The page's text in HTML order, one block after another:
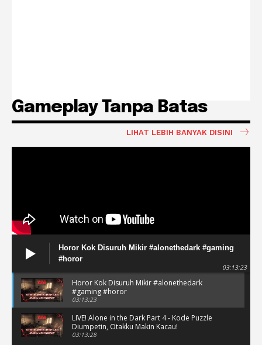
Gameplay Tanpa Batas
LIHAT LEBIH BANYAK DISINI
Horor Kok Disuruh Mikir #alonethedark #gaming
#horor
03:13:23
Horor Kok Disuruh Mikir #alonethedark
#gaming #horor
03:13:23
LIVE! Alone in the Dark Part 4 - Kode Puzzle
Diumpetin, Otakku Makin Kacau!
03:13:28